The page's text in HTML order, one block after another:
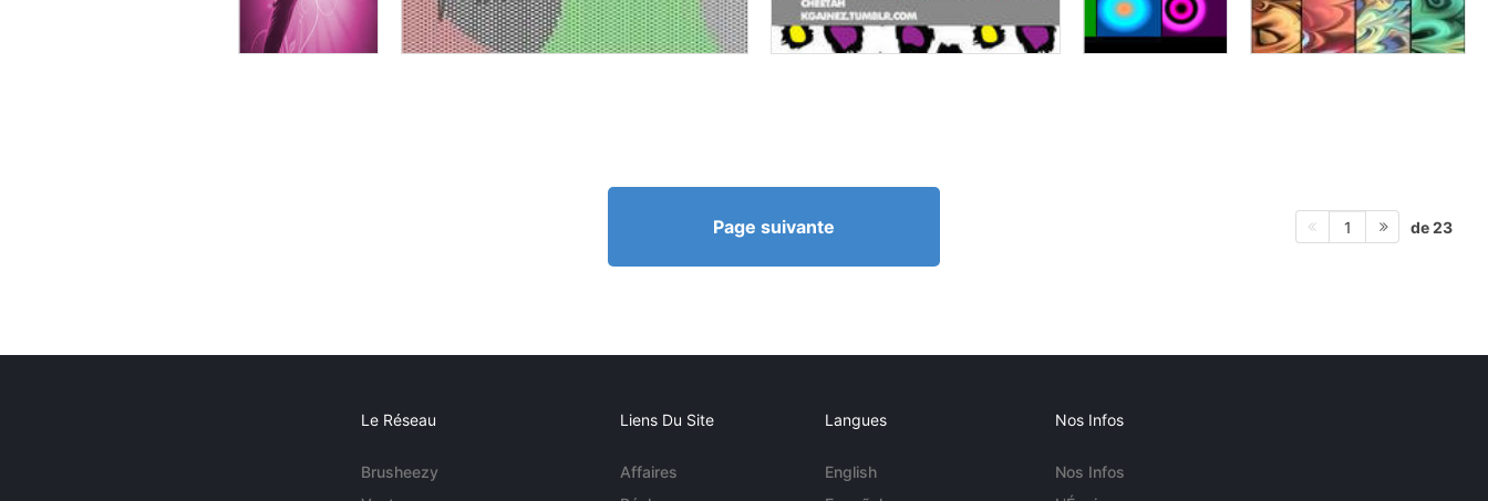
Page suivante 1 de 23
Le Réseau
Brusheezy
Liens Du Site
Affaires
Langues
English
Nos Infos
Nos Infos